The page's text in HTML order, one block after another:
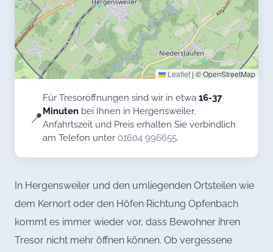
Leaflet| © OpenStreetMap
📍
Für Tresoröffnungen sind wir in etwa 16-37
Minuten bei Ihnen in Hergensweiler.
Anfahrtszeit und Preis erhalten Sie verbindlich
am Telefon unter 01604 996655.
In Hergensweiler und den umliegenden Ortsteilen wie
dem Kernort oder den Höfen Richtung Opfenbach
kommt es immer wieder vor, dass Bewohner ihren
Tresor nicht mehr öffnen können. Ob vergessene